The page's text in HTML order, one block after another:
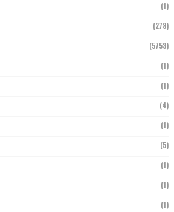
(1)
(278)
(5753)
(1)
(1)
(4)
(1)
(5)
(1)
(1)
(1)